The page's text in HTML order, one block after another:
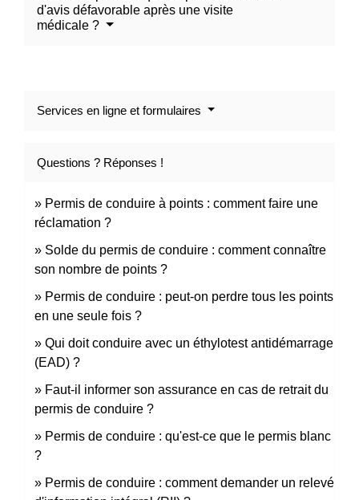
d'avis défavorable après une visite
médicale ?
Services en ligne et formulaires
Questions ? Réponses !
Permis de conduire à points : comment faire une
réclamation ?
Solde du permis de conduire : comment connaître
son nombre de points ?
Permis de conduire : peut-on perdre tous les points
en une seule fois ?
Qui doit conduire avec un éthylotest antidémarrage
(EAD) ?
Faut-il informer son assurance en cas de retrait du
permis de conduire ?
Permis de conduire : qu'est-ce que le permis blanc
?
Permis de conduire : comment demander un relevé